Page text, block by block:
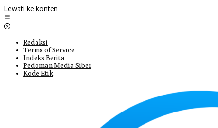
Lewati ke konten
Redaksi
Terms of Service
Indeks Berita
Pedoman Media Siber
Kode Etik